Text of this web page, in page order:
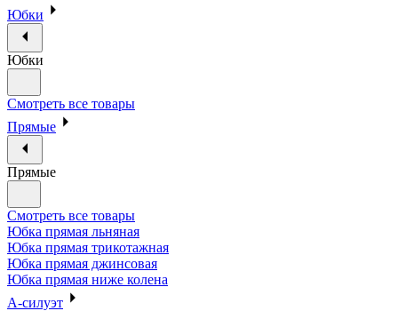
Юбки
Юбки
Смотреть все товары
Прямые
Прямые
Смотреть все товары
Юбка прямая льняная
Юбка прямая трикотажная
Юбка прямая джинсовая
Юбка прямая ниже колена
А-силуэт